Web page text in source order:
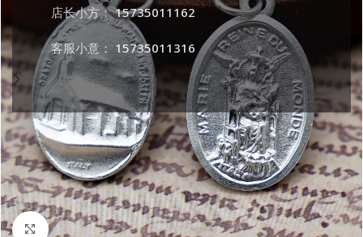
店长小方：15735011162
客服小意：15735011316
点击放大